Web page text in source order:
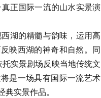
正国际一流的山水实景演
湖的精髓与韵味，运用高
映西湖的神奇和自然。同
实景剧场反映当地传统文
是一场具有国际一流艺术
实景作品。